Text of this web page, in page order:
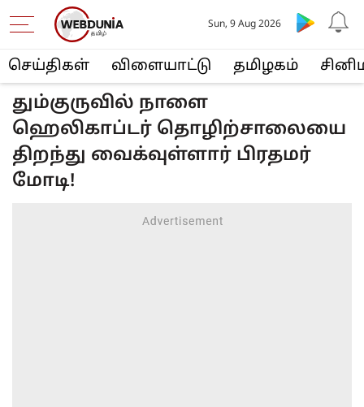
செய்திகள் விளையா‌ட்டு த‌மிழக‌ம்
Sun, 9 Aug 2026
தும்குருவில் நாளை
ஹெலிகாப்டர் தொழிற்சாலையை
திறந்து வைக்வுள்ளார் பிரதமர்
மோடி!